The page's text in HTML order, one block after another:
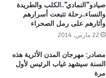
صيادو”النمادي”..الكلب والطريدة
والنساء..رحلة تتبعت أسرارهم
وآثارهم على رمل الصحراء
22 مارس، 2014
مصادر: مهرجان المدن الأثرية هذه
السنة سيشهد غياب الرئيس لأول
مرة